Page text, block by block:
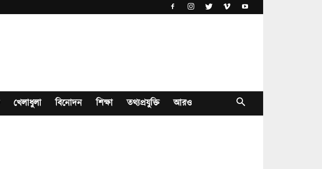
খেলাধুলা বিনোদন শিক্ষা তথ্যপ্রযুক্তি আরও